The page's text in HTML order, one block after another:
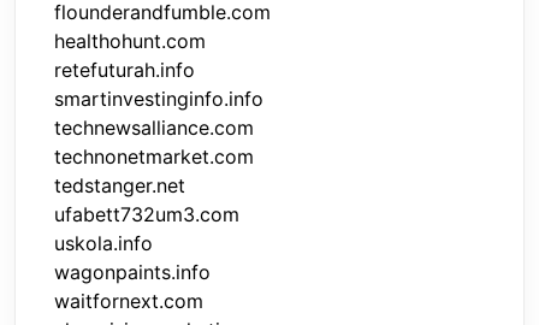
flounderandfumble.com
healthohunt.com
retefuturah.info
smartinvestinginfo.info
technewsalliance.com
technonetmarket.com
tedstanger.net
ufabett732um3.com
uskola.info
wagonpaints.info
waitfornext.com